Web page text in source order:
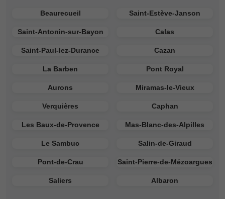
Beaurecueil Saint-Estève-Janson
Saint-Antonin-sur-Bayon Calas
Saint-Paul-lez-Durance Cazan
La Barben Pont Royal
Aurons Miramas-le-Vieux
Verquières Caphan
Les Baux-de-Provence Mas-Blanc-des-Alpilles
Le Sambuc Salin-de-Giraud
Pont-de-Crau Saint-Pierre-de-Mézoargues
Saliers Albaron